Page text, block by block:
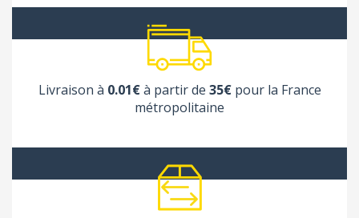
Livraison à 0.01€à partir de 35€pour la France
métropolitaine